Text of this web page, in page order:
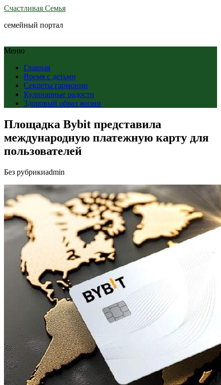
Счастливая Семья
семейный портал
Меню
Главная
Время с детьми
Секреты гармонии
Кулинарные радости
Здоровый образ жизни
Площадка Bybit представила
международную платежную карту для
пользователей
Без рубрикиadmin